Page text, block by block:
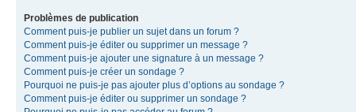
Problèmes de publication
Comment puis-je publier un sujet dans un forum ?
Comment puis-je éditer ou supprimer un message ?
Comment puis-je ajouter une signature à un message ?
Comment puis-je créer un sondage ?
Pourquoi ne puis-je pas ajouter plus d’options au sondage ?
Comment puis-je éditer ou supprimer un sondage ?